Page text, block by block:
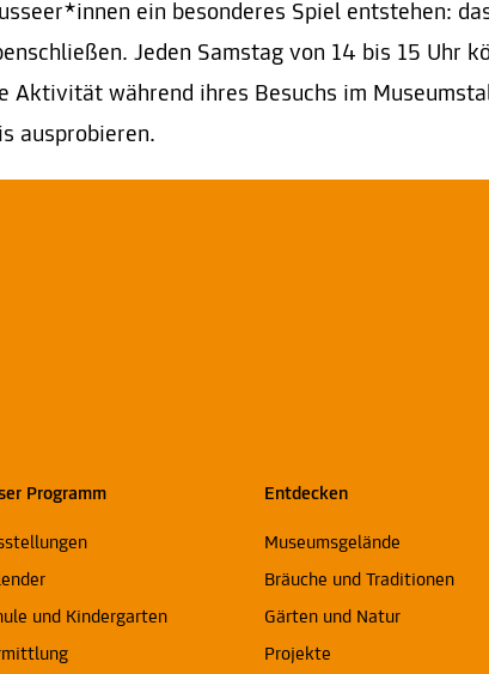
ein besonderes Spiel entstehen:
Jeden Samstag von 14 bis 15 Uhr
Aktivität während ihres Besuchs im
ausprobieren.
Programm
und Kindergarten
Entdecken
Museumsgelände
Bräuche und Traditionen
Gärten und Natur
Projekte